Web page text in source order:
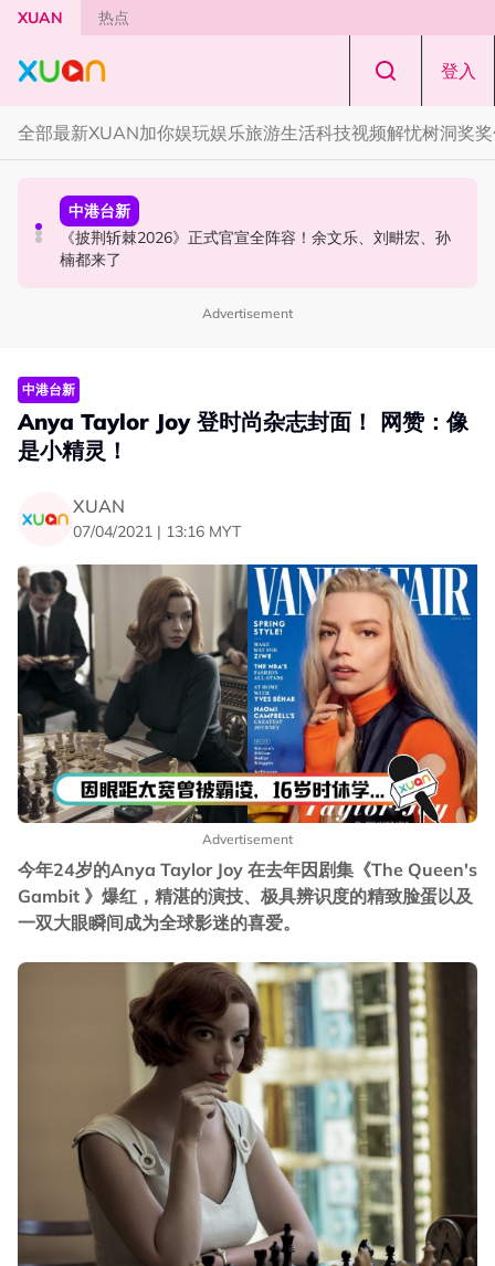
Skip to main content
XUAN 热点
登入
全部最新XUAN加你娱玩娱乐旅游生活科技视频解忧树洞奖
演唱会
范玮琪云顶开唱哽咽了！感性告白大马粉丝：我想继续唱
下去
中港台新
《披荆斩棘2026》正式官宣全阵容！余文乐、刘畊宏、孙
楠都来了
中港台新
陈土豆玩梗《下一站幸福》！同框阿信、吴建豪上演“光晞
不能捐”桥段
Advertisement
中港台新
Anya Taylor Joy 登时尚杂志封面！ 网赞：像
是小精灵！
XUAN
07/04/2021 | 13:16 MYT
Advertisement
今年24岁的Anya Taylor Joy 在去年因剧集《The Queen's
Gambit 》爆红，精湛的演技、极具辨识度的精致脸蛋以及
一双大眼瞬间成为全球影迷的喜爱。